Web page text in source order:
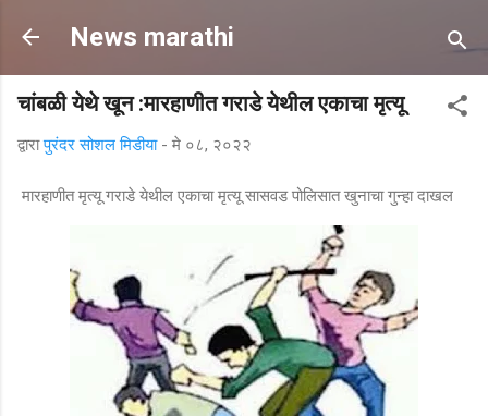
मुख्य सामग्रीवर वगळा
News marathi
चांबळी येथे खून :मारहाणीत गराडे येथील एकाचा मृत्यू
द्वारापुरंदर सोशल मिडीया - मे ०८, २०२२
मारहाणीत मृत्यू गराडे येथील एकाचा मृत्यू सासवड पोलिसात खुनाचा गुन्हा दाखल